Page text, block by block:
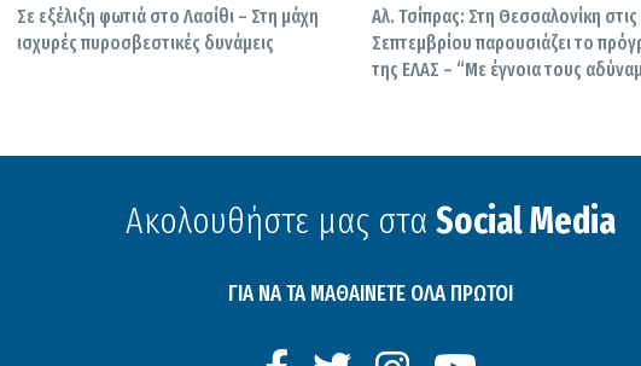
Σε εξέλιξη φωτιά στο Λασίθι – Στη μάχη
ισχυρές πυροσβεστικές δυνάμεις
Αλ. Τσίπρας: Στη Θεσσαλονίκη στις
Σεπτεμβρίου παρουσιάζει το
της ΕΛΑΣ – “Με έγνοια τους
Ακολουθήστε μας στα Social Media
ΓΙΑ ΝΑ ΤΑ ΜΑΘΑΙΝΕΤΕ ΟΛΑ ΠΡΩΤΟΙ